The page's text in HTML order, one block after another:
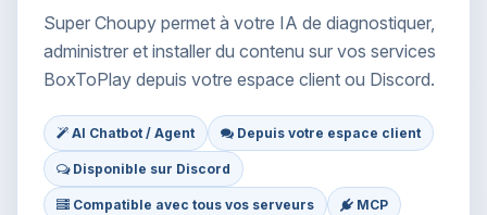
Super Choupy permet à votre IA de diagnostiquer,
administrer et installer du contenu sur vos services
BoxToPlay depuis votre espace client ou Discord.
AI Chatbot / Agent Depuis votre espace client
Disponible sur Discord
Compatible avec tous vos serveurs MCP